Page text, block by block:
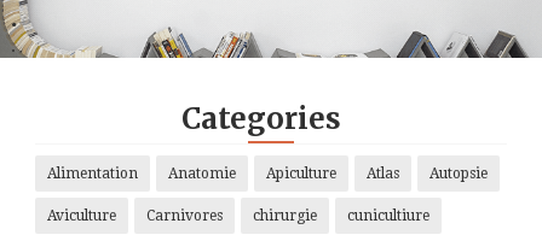
.
.
Categories
Alimentation Anatomie Apiculture Atlas Autopsie
Aviculture Carnivores chirurgie cunicultiure